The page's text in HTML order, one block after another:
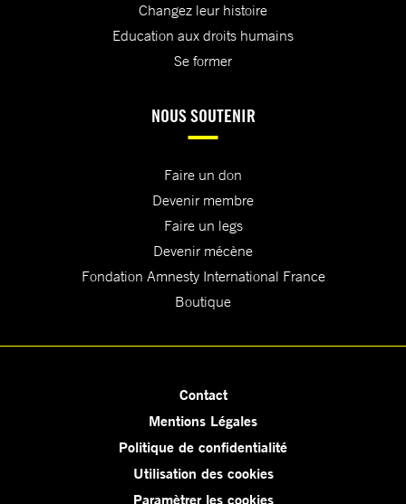
Changez leur histoire
Education aux droits humains
Se former
NOUS SOUTENIR
Faire un don
Devenir membre
Faire un legs
Devenir mécène
Fondation Amnesty International France
Boutique
Contact
Mentions Légales
Politique de confidentialité
Utilisation des cookies
Paramètrer les cookies